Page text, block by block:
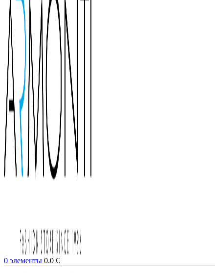
0 элементы 0.0 €